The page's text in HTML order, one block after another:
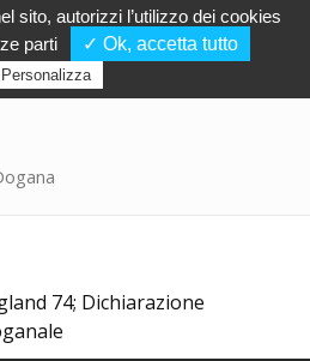
74; Dichiarazione
sito, autorizzi l’utilizzo dei cookies
parti
✓ Ok, accetta tutto
Personalizza